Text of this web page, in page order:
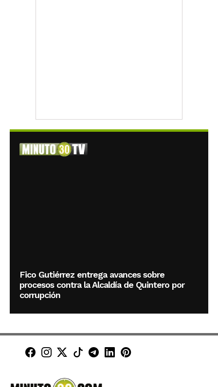
Fico Gutiérrez entrega avances sobre
procesos contra la Alcaldía de Quintero por
corrupción
Minuto30 en Facebook
Minuto30 en Instagram
Minuto30 en X (Twitter)
Minuto30 en TikTok
Canal de Minuto30 en
Minuto30 en LinkedIn
Minuto30 en